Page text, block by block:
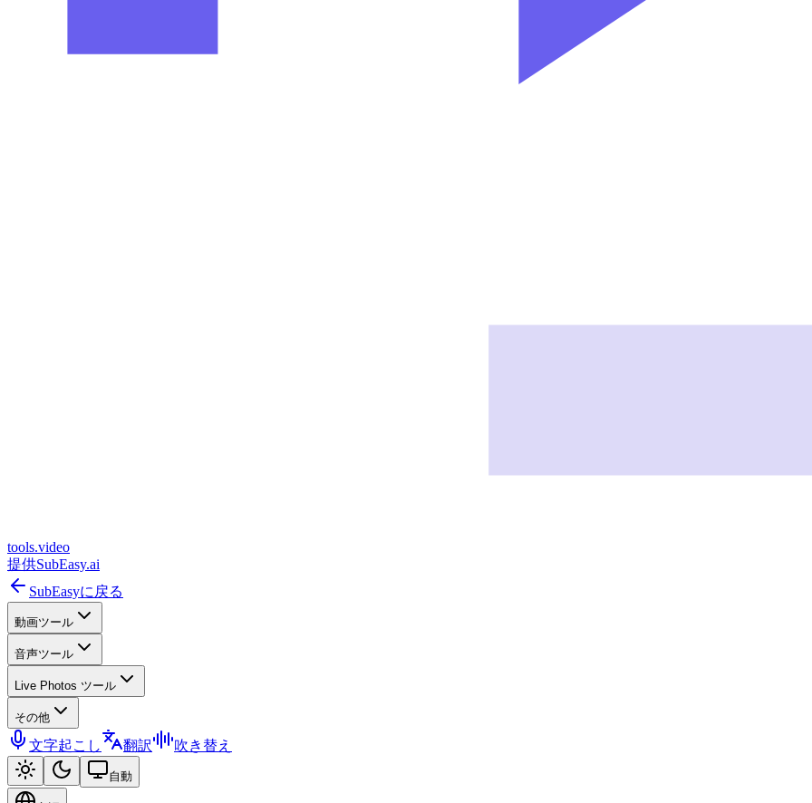
tools.video
提供SubEasy.ai
SubEasyに戻る
動画ツール
音声ツール
Live Photos ツール
その他
文字起こし 翻訳 吹き替え
自動